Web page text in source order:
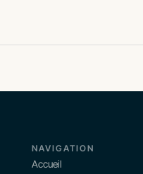
NAVIGATION
Accueil